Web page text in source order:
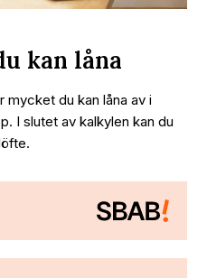
kan låna
mycket du kan låna av i
I slutet av kalkylen kan du